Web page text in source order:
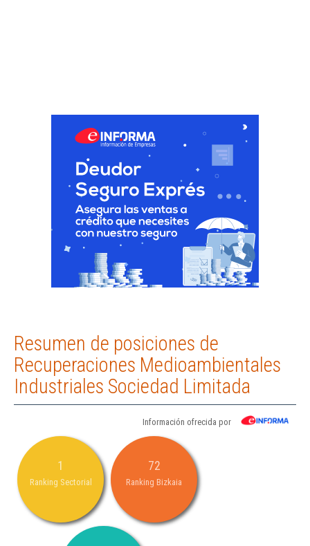
Resumen de posiciones de
Recuperaciones Medioambientales
Industriales Sociedad Limitada
Información ofrecida por
1
Ranking Sectorial
72
Ranking Bizkaia